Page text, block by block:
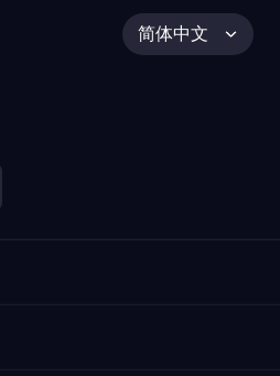
简体中文